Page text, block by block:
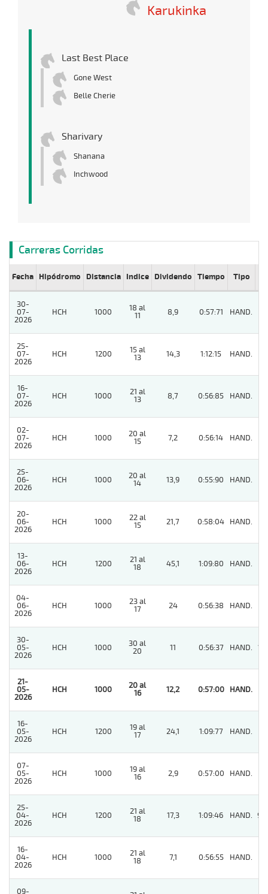
Karukinka
Last Best Place
Gone West
Belle Cherie
Sharivary
Shanana
Inchwood
Carreras Corridas
Fecha Hipódromo Distancia Indice Dividendo Tiempo Tipo
30-
07-
2026
HCH 1000
18 al
11
8,9 0:57:71 HAND.
25-
07-
2026
HCH 1200
15 al
13
14,3 1:12:15 HAND.
16-
07-
2026
HCH 1000
21 al
13
8,7 0:56:85 HAND.
02-
07-
2026
HCH 1000
20 al
15
7,2 0:56:14 HAND.
25-
06-
2026
HCH 1000
20 al
14
13,9 0:55:90 HAND.
20-
06-
2026
HCH 1000
22 al
15
21,7 0:58:04 HAND.
13-
06-
2026
HCH 1200
21 al
18
45,1 1:09:80 HAND.
04-
06-
2026
HCH 1000
23 al
17
24 0:56:38 HAND.
30-
05-
2026
HCH 1000
30 al
20
11 0:56:37 HAND. 10
21-
05-
2026
HCH 1000
20 al
16
12,2 0:57:00 HAND.
16-
05-
2026
HCH 1200
19 al
17
24,1 1:09:77 HAND.
07-
05-
2026
HCH 1000
19 al
16
2,9 0:57:00 HAND.
25-
04-
2026
HCH 1200
21 al
18
17,3 1:09:46 HAND. 97
16-
04-
2026
HCH 1000
21 al
18
7,1 0:56:55 HAND.
09-